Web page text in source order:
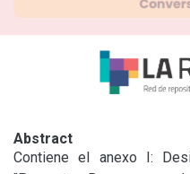
Abstract
Contiene el anexo I: